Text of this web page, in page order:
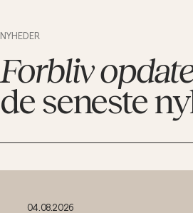
NYHEDER
Forbliv
de seneste
04.08.2026